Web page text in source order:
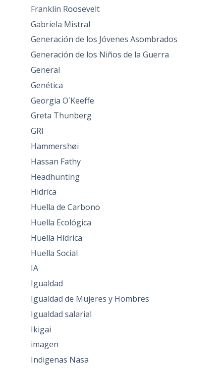
Franklin Roosevelt
Gabriela Mistral
Generación de los Jóvenes Asombrados
Generación de los Niños de la Guerra
General
Genética
Georgia O´Keeffe
Greta Thunberg
GRI
Hammershøi
Hassan Fathy
Headhunting
Hidríca
Huella de Carbono
Huella Ecológica
Huella Hídrica
Huella Social
IA
Igualdad
Igualdad de Mujeres y Hombres
Igualdad salarial
Ikigai
imagen
Indigenas Nasa